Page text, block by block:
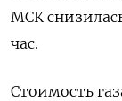
МСК
час.
Стоимость